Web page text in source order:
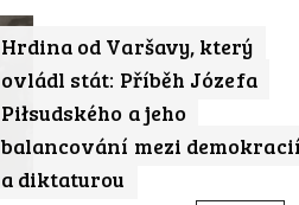
Hrdina od Varšavy, který
ovládl stát: Příběh Józefa
Piłsudského a jeho
balancování mezi
a diktaturou